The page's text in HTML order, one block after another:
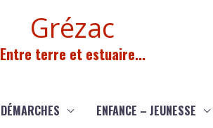
Grézac
Entre terre et estuaire...
DÉMARCHES ENFANCE – JEUNESSE